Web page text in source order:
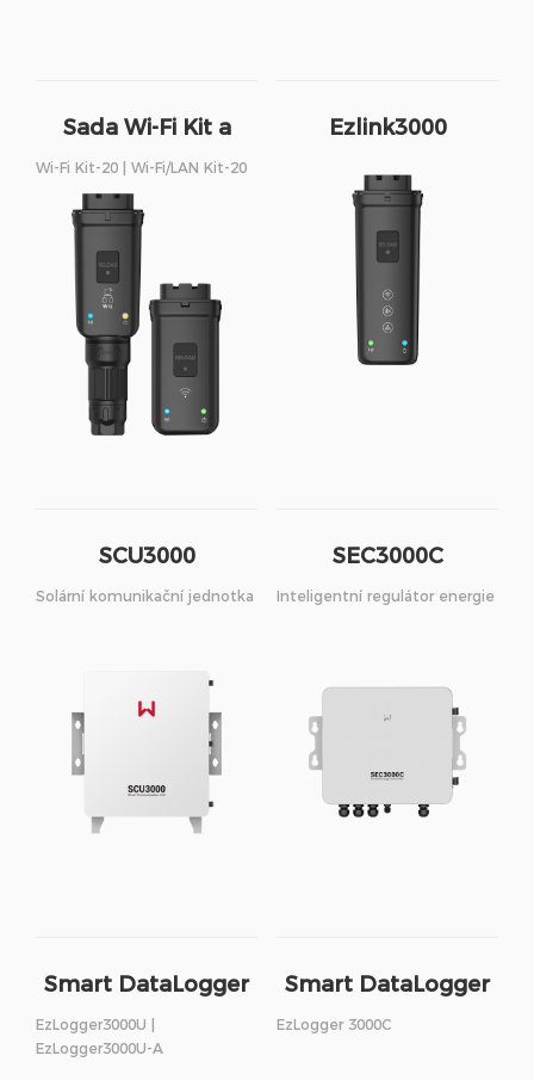
Sada Wi-Fi Kit a
Sada Wi-Fi/LAN Kit
Wi-Fi Kit-20 | Wi-Fi/LAN Kit-20
Ezlink3000
SCU3000
Solární komunikační jednotka
SEC3000C
Inteligentní regulátor energie
Smart DataLogger
EzLogger3000U |
EzLogger3000U-A
Smart DataLogger
EzLogger 3000C